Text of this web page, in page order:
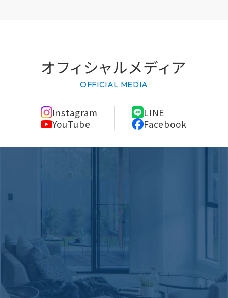
オフィシャルメディア
OFFICIAL MEDIA
Instagram
LINE
YouTube
Facebook